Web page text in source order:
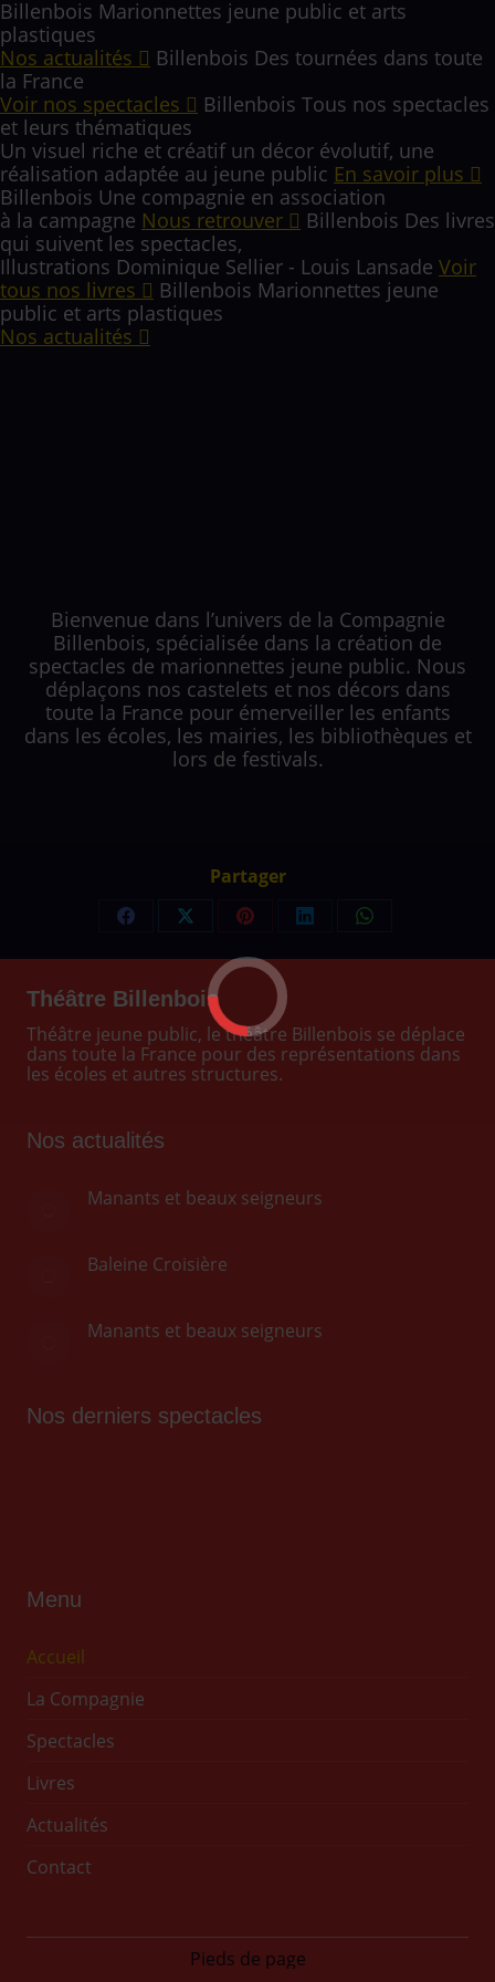
Billenbois Marionnettes jeune public et arts
plastiques
Nos actualités
Billenbois Des tournées dans toute
la France
Voir nos spectacles
Billenbois Tous nos spectacles
et leurs thématiques
Un visuel riche et créatif un décor évolutif, une
réalisation adaptée au jeune public En savoir plus
Billenbois Une compagnie en association
à la campagne Nous retrouver Billenbois Des livres
qui suivent les spectacles,
Illustrations Dominique Sellier - Louis Lansade Voir
tous nos livres
Billenbois Marionnettes jeune
public et arts plastiques
Nos actualités
Bienvenue dans l’univers de la Compagnie
Billenbois, spécialisée dans la création de
spectacles de marionnettes jeune public. Nous
déplaçons nos castelets et nos décors dans
toute la France pour émerveiller les enfants
dans les écoles, les mairies, les bibliothèques et
lors de festivals.
Partager
Partager
sur
Facebook
Partager
sur
X
Partager
sur
Pinterest
Partager
sur
Partager
sur
Théâtre Billenbois
Théâtre jeune public, le théâtre Billenbois se déplace
dans toute la France pour des représentations dans
les écoles et autres structures.
Nos actualités
Manants et beaux seigneurs
Baleine Croisière
Manants et beaux seigneurs
Nos derniers spectacles
Menu
Accueil
La Compagnie
Spectacles
Livres
Actualités
Contact
Pieds de page